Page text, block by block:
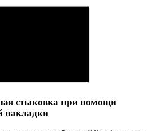
стыковка при помощи
накладки